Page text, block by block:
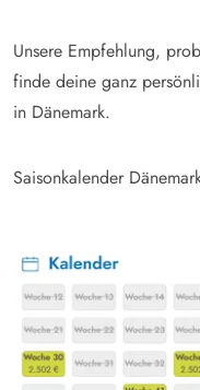
Unsere Empfehlung,
finde deine ganz
in Dänemark.
Saisonkalender